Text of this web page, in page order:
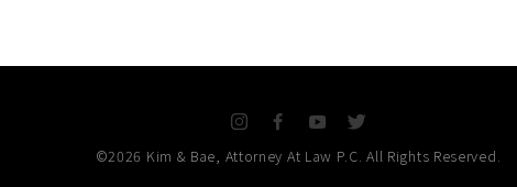
n
a
o
w
©2026 Kim & Bae, Attorney At Law P.C. All Rights Reserved.